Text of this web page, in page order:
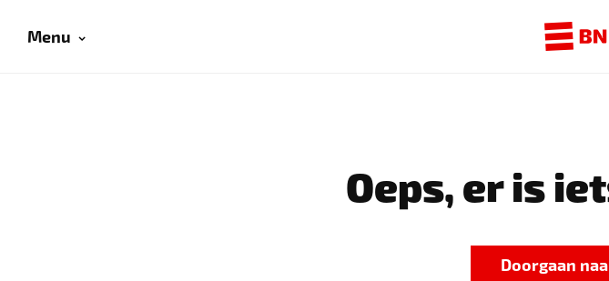
Menu
Oeps, er is
Doorgaan